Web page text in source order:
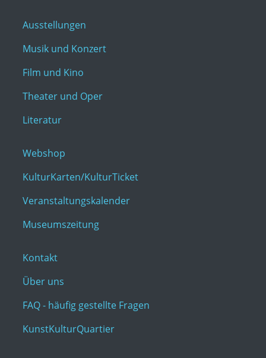
Ausstellungen
Musik und Konzert
Film und Kino
Theater und Oper
Literatur
Webshop
KulturKarten/KulturTicket
Veranstaltungskalender
Museumszeitung
Kontakt
Über uns
FAQ - häufig gestellte Fragen
KunstKulturQuartier